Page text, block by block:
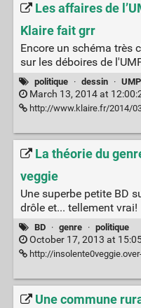
Les affaires de
Klaire fait grr
Encore un schéma très
sur les déboires de
politique · dessin · UMP
March 13, 2014 at
http://www.klaire.fr/2014/03/
La théorie du
veggie
Une superbe petite BD
drôle et... tellement vrai!
BD · genre · politique
October 17, 2013 at
http://insolente0veggie.over-blog.com/
Une commune